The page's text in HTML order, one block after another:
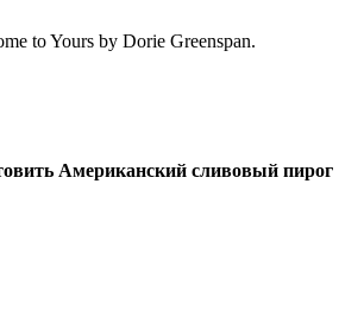
to Yours by Dorie Greenspan.
Американский сливовый пирог